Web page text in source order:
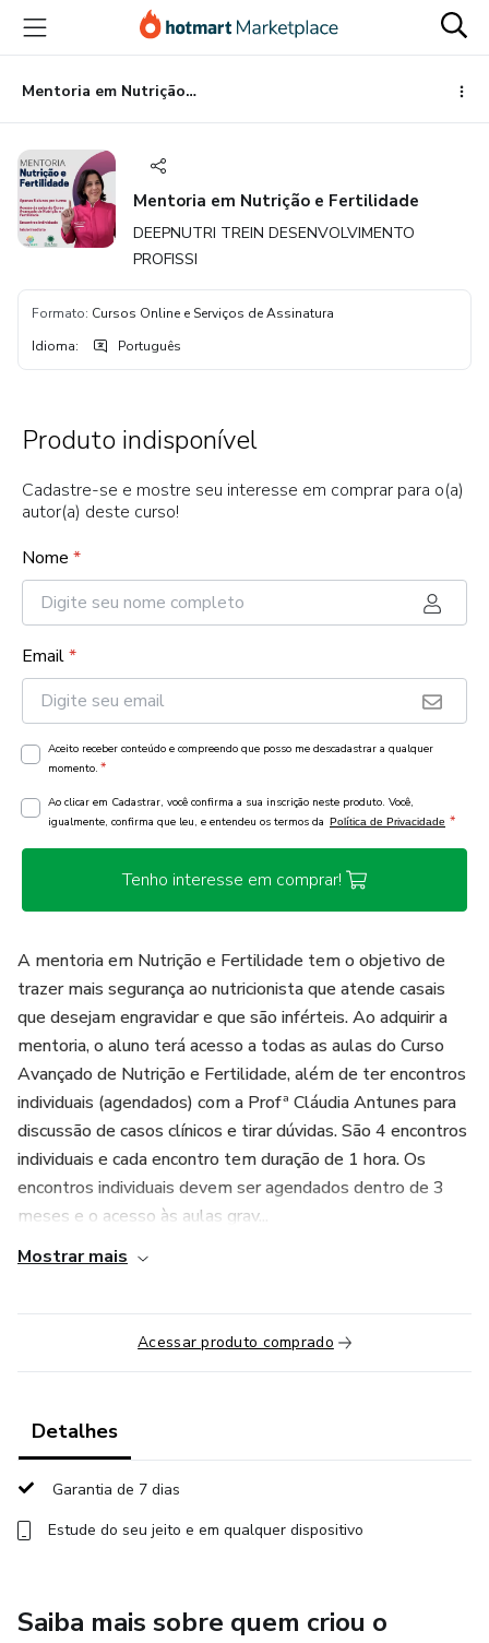
para
conteúdo
principal
para
pagamento
para
rodapé
Mentoria em Nutrição e Fertilidade
Mentoria em Nutrição e Fertilidade
DEEPNUTRI TREIN DESENVOLVIMENTO
PROFISSI
Formato: Cursos Online e Serviços de Assinatura
Idioma: Português
Produto indisponível
Cadastre-se e mostre seu interesse em comprar para o(a)
autor(a) deste curso!
Nome *
Email*
Aceito receber conteúdo e compreendo que posso me descadastrar a qualquer
momento. *
Ao clicar em Cadastrar, você confirma a sua inscrição neste produto. Você,
igualmente, confirma que leu, e entendeu os termos da Política de Privacidade *
Tenho interesse em comprar!
A mentoria em Nutrição e Fertilidade tem o objetivo de
trazer mais segurança ao nutricionista que atende casais
que desejam engravidar e que são inférteis. Ao adquirir a
mentoria, o aluno terá acesso a todas as aulas do Curso
Avançado de Nutrição e Fertilidade, além de ter encontros
individuais (agendados) com a Profª Cláudia Antunes para
discussão de casos clínicos e tirar dúvidas. São 4 encontros
individuais e cada encontro tem duração de 1 hora. Os
encontros individuais devem ser agendados dentro de 3
meses e o acesso às aulas grav...
Mostrar mais
Acessar produto comprado
Detalhes
Garantia de 7 dias
Estude do seu jeito e em qualquer dispositivo
Saiba mais sobre quem criou o